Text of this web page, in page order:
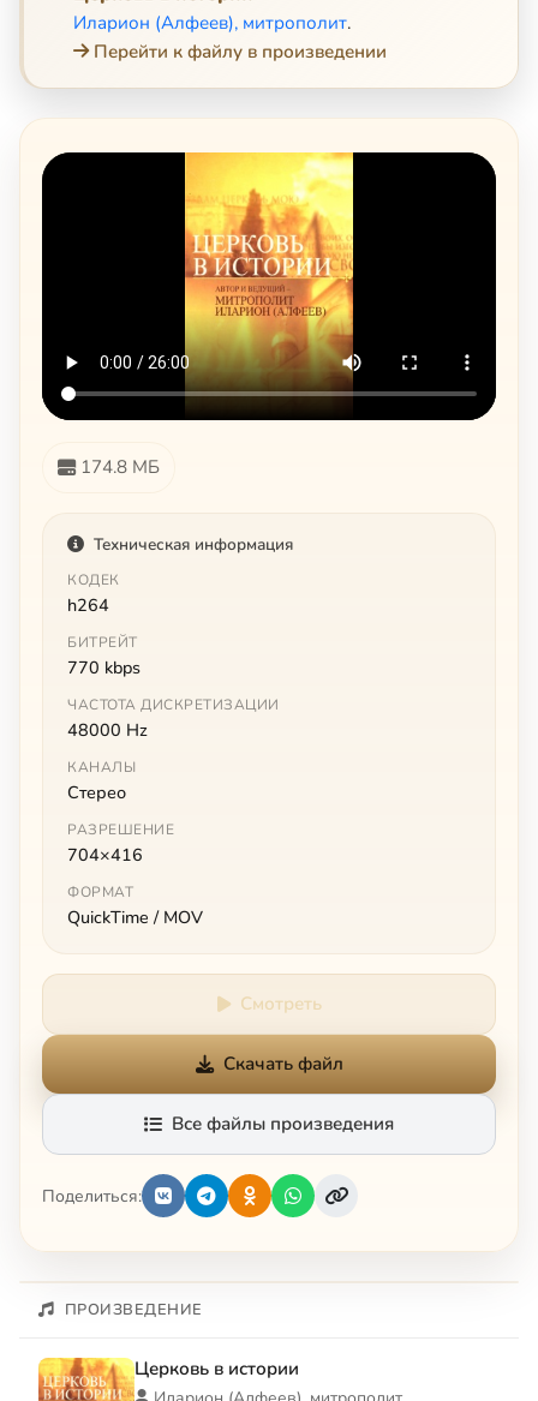
Иларион (Алфеев), митрополит.
Перейти к файлу в произведении
174.8 МБ
Техническая информация
КОДЕК
h264
БИТРЕЙТ
770 kbps
ЧАСТОТА ДИСКРЕТИЗАЦИИ
48000 Hz
КАНАЛЫ
Стерео
РАЗРЕШЕНИЕ
704×416
ФОРМАТ
QuickTime / MOV
Смотреть
Скачать файл
Все файлы произведения
Поделиться:
ПРОИЗВЕДЕНИЕ
Церковь в истории